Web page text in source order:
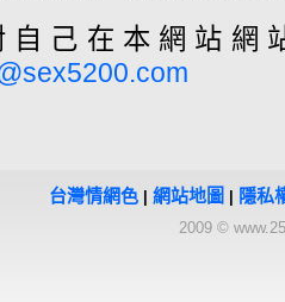
自己在本網站網
台灣情網色 網站地圖 隱私
2009 ©